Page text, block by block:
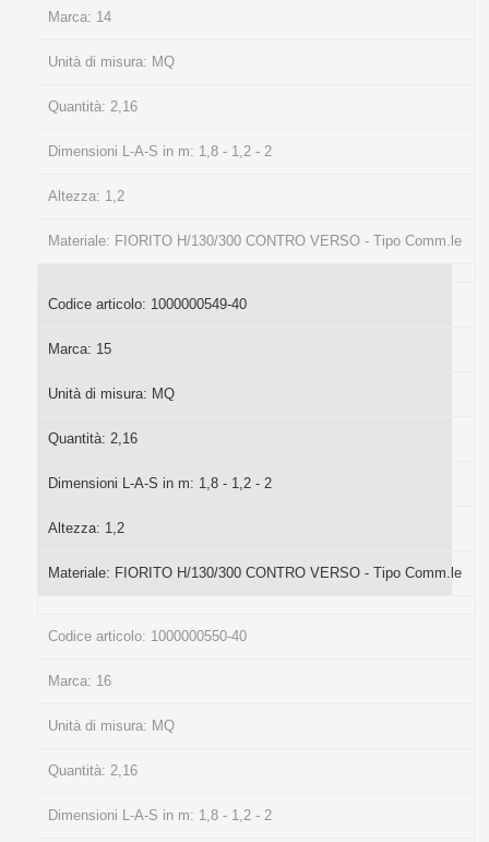
Marca: 14
Unità di misura: MQ
Quantità: 2,16
Dimensioni L-A-S in m: 1,8 - 1,2 - 2
Altezza: 1,2
Materiale: FIORITO H/130/300 CONTRO VERSO - Tipo Comm.le
Codice articolo: 1000000549-40
Marca: 15
Unità di misura: MQ
Quantità: 2,16
Dimensioni L-A-S in m: 1,8 - 1,2 - 2
Altezza: 1,2
Materiale: FIORITO H/130/300 CONTRO VERSO - Tipo Comm.le
Codice articolo: 1000000550-40
Marca: 16
Unità di misura: MQ
Quantità: 2,16
Dimensioni L-A-S in m: 1,8 - 1,2 - 2